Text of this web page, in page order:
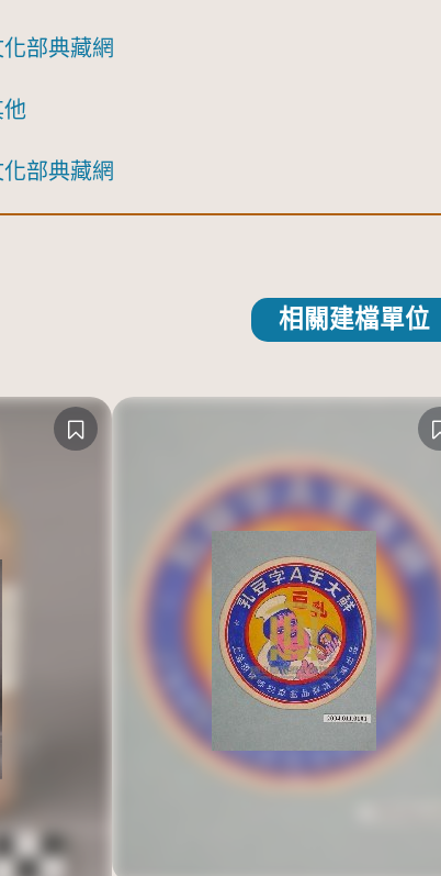
化部典藏網
他
化部典藏網
相關建檔單位